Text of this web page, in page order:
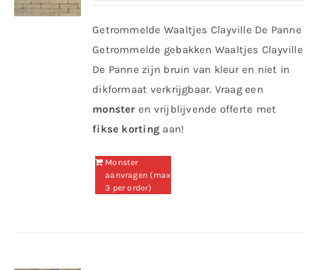
Getrommelde Waaltjes Clayville De Panne
Getrommelde gebakken Waaltjes Clayville
De Panne zijn bruin van kleur en niet in
dikformaat verkrijgbaar. Vraag een
monster en vrijblijvende offerte met
fikse korting aan!
Monster
aanvragen (max
3 per order)